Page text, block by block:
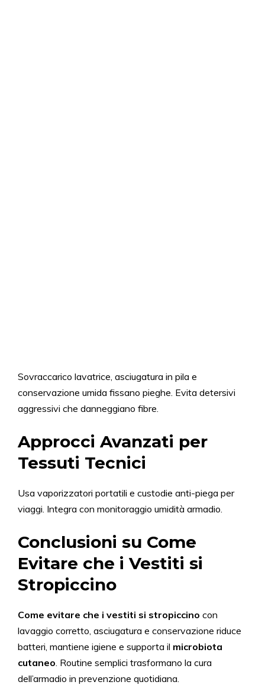
Sovraccarico lavatrice, asciugatura in pila e
conservazione umida fissano pieghe. Evita detersivi
aggressivi che danneggiano fibre.
Approcci Avanzati per
Tessuti Tecnici
Usa vaporizzatori portatili e custodie anti-piega per
viaggi. Integra con monitoraggio umidità armadio.
Conclusioni su Come
Evitare che i Vestiti si
Stropiccino
Come evitare che i vestiti si stropiccino con
lavaggio corretto, asciugatura e conservazione riduce
batteri, mantiene igiene e supporta il microbiota
cutaneo. Routine semplici trasformano la cura
dell’armadio in prevenzione quotidiana.